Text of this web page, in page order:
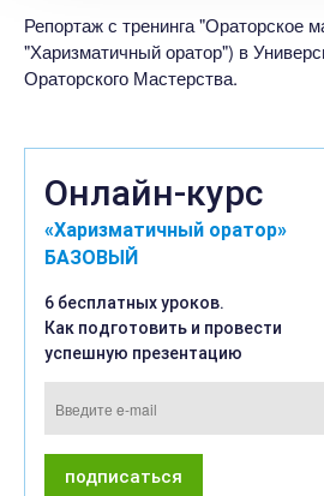
Репортаж с тренинга "Ораторское
"Харизматичный оратор") в
Ораторского Мастерства.
Онлайн-курс
«Харизматичный оратор»
БАЗОВЫЙ
6 бесплатных уроков.
Как подготовить и провести
успешную презентацию